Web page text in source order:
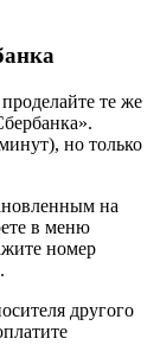
те же
но только
на
в меню
номер
другого